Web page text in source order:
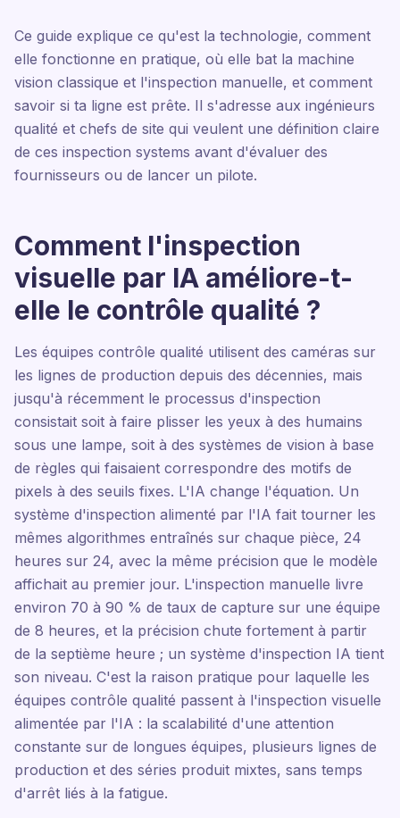
Ce guide explique ce qu'est la technologie, comment
elle fonctionne en pratique, où elle bat la machine
vision classique et l'inspection manuelle, et comment
savoir si ta ligne est prête. Il s'adresse aux ingénieurs
qualité et chefs de site qui veulent une définition claire
de ces inspection systems avant d'évaluer des
fournisseurs ou de lancer un pilote.
Comment l'inspection
visuelle par IA améliore-t-
elle le contrôle qualité ?
Les équipes contrôle qualité utilisent des caméras sur
les lignes de production depuis des décennies, mais
jusqu'à récemment le processus d'inspection
consistait soit à faire plisser les yeux à des humains
sous une lampe, soit à des systèmes de vision à base
de règles qui faisaient correspondre des motifs de
pixels à des seuils fixes. L'IA change l'équation. Un
système d'inspection alimenté par l'IA fait tourner les
mêmes algorithmes entraînés sur chaque pièce, 24
heures sur 24, avec la même précision que le modèle
affichait au premier jour. L'inspection manuelle livre
environ 70 à 90 % de taux de capture sur une équipe
de 8 heures, et la précision chute fortement à partir
de la septième heure ; un système d'inspection IA tient
son niveau. C'est la raison pratique pour laquelle les
équipes contrôle qualité passent à l'inspection visuelle
alimentée par l'IA : la scalabilité d'une attention
constante sur de longues équipes, plusieurs lignes de
production et des séries produit mixtes, sans temps
d'arrêt liés à la fatigue.